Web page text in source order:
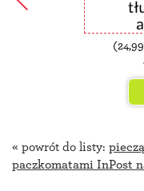
(24,99
« powrót do listy:
paczkomatami InPost